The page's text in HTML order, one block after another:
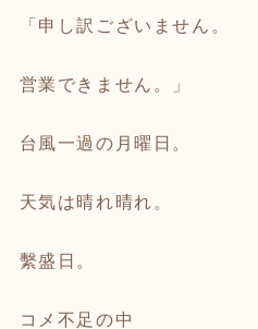
「申し訳ございません。
営業できません。」
台風一過の月曜日。
天気は晴れ晴れ。
繫盛日。
コメ不足の中